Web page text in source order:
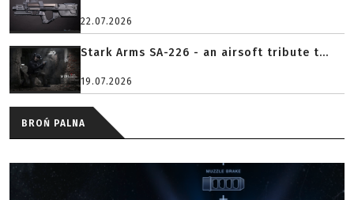
22.07.2026
Stark Arms SA-226 - an airsoft tribute t...
19.07.2026
BROŃ PALNA